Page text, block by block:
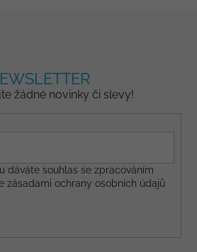
žádné novinky či slevy!
dáváte souhlas se zpracováním
zásadami ochrany osobních údajů